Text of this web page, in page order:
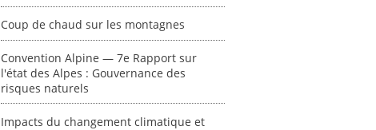
Coup de chaud sur les montagnes
Convention Alpine — 7e Rapport sur
l'état des Alpes : Gouvernance des
risques naturels
Impacts du changement climatique et